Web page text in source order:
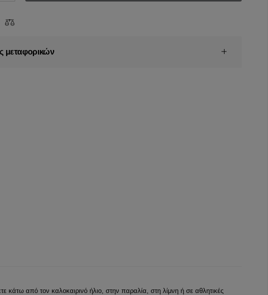
μεταφορικών
από τον καλοκαιρινό ήλιο, στην παραλία, στη λίμνη ή σε αθλητικές